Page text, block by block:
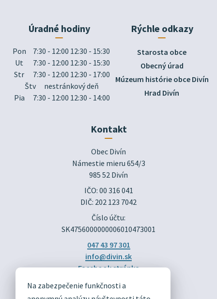
Na zabezpečenie funkčnosti a
Úradné hodiny
Pon
7:30 - 12:00 12:30 - 15:30
Ut
7:30 - 12:00 12:30 - 15:30
Str
7:30 - 12:00 12:30 - 17:00
Štv
nestránkový deň
Pia
7:30 - 12:00 12:30 - 14:00
Rýchle odkazy
Starosta obce
Obecný úrad
Múzeum histórie obce Divín
Hrad Divín
Kontakt
Obec Divín
Námestie mieru 654/3
985 52 Divín
IČO: 00 316 041
DIČ: 202 123 7042
Číslo účtu:
SK4756000000006010473001
047 43 97 301
info@divin.sk
Facebook stránka